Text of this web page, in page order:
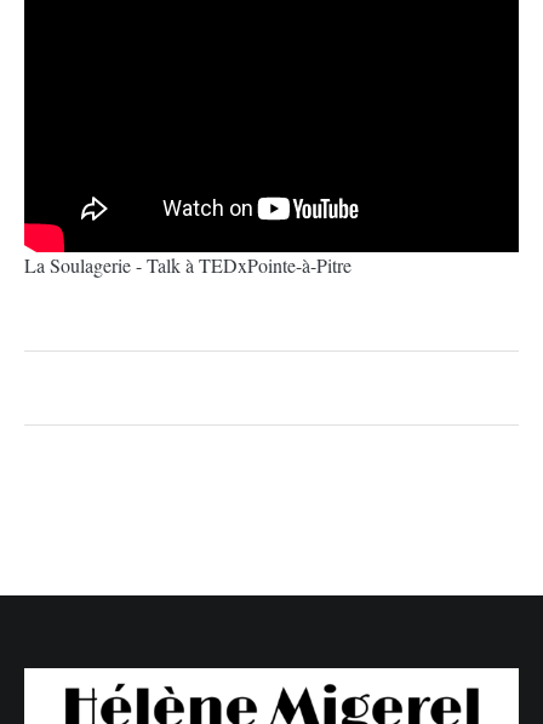
La Soulagerie - Talk à TEDxPointe-à-Pitre